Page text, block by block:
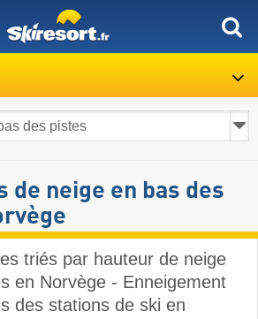
de neige en bas des
triés par hauteur de neige
en Norvège - Enneigement
des stations de ski en